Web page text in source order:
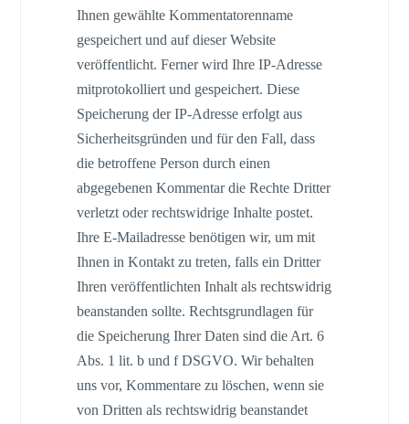
Ihnen gewählte Kommentatorenname
gespeichert und auf dieser Website
veröffentlicht. Ferner wird Ihre IP-Adresse
mitprotokolliert und gespeichert. Diese
Speicherung der IP-Adresse erfolgt aus
Sicherheitsgründen und für den Fall, dass
die betroffene Person durch einen
abgegebenen Kommentar die Rechte Dritter
verletzt oder rechtswidrige Inhalte postet.
Ihre E-Mailadresse benötigen wir, um mit
Ihnen in Kontakt zu treten, falls ein Dritter
Ihren veröffentlichten Inhalt als rechtswidrig
beanstanden sollte. Rechtsgrundlagen für
die Speicherung Ihrer Daten sind die Art. 6
Abs. 1 lit. b und f DSGVO. Wir behalten
uns vor, Kommentare zu löschen, wenn sie
von Dritten als rechtswidrig beanstandet